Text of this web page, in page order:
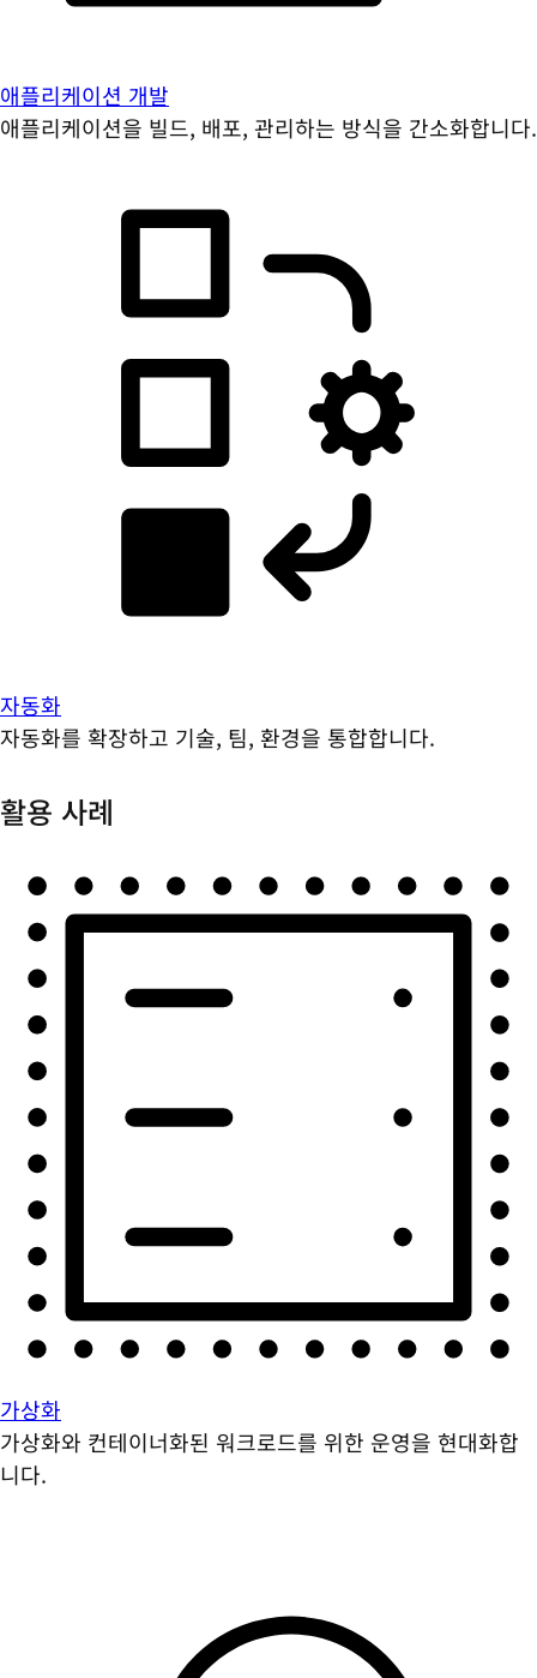
애플리케이션 개발
애플리케이션을 빌드, 배포, 관리하는 방식을 간소화합니다.
자동화
자동화를 확장하고 기술, 팀, 환경을 통합합니다.
활용 사례
가상화
가상화와 컨테이너화된 워크로드를 위한 운영을 현대화합
니다.